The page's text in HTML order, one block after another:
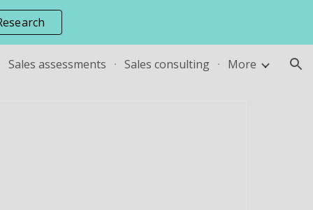
Sales assessments Sales consulting More